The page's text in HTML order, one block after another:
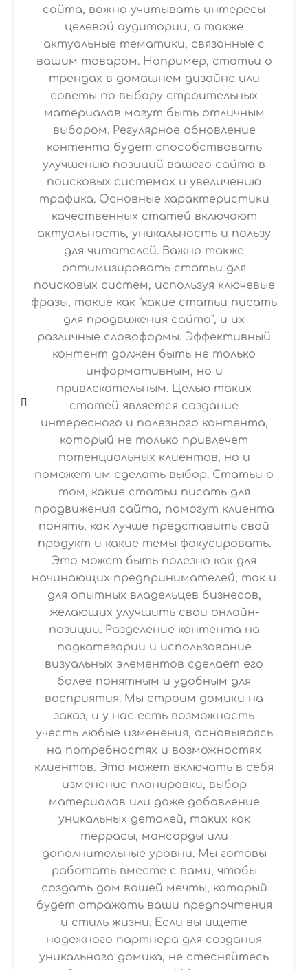
сайта, важно учитывать интересы
целевой аудитории, а также
актуальные тематики, связанные с
вашим товаром. Например, статьи о
трендах в домашнем дизайне или
советы по выбору строительных
материалов могут быть отличным
выбором. Регулярное обновление
контента будет способствовать
улучшению позиций вашего сайта в
поисковых системах и увеличению
трафика. Основные характеристики
качественных статей включают
актуальность, уникальность и пользу
для читателей. Важно также
оптимизировать статьи для
поисковых систем, используя ключевые
фразы, такие как "какие статьи писать
для продвижения сайта", и их
различные словоформы. Эффективный
контент должен быть не только
информативным, но и
привлекательным. Целью таких
статей является создание
интересного и полезного контента,
который не только привлечет
потенциальных клиентов, но и
поможет им сделать выбор. Статьи о
том, какие статьи писать для
продвижения сайта, помогут клиента
понять, как лучше представить свой
продукт и какие темы фокусировать.
Это может быть полезно как для
начинающих предпринимателей, так и
для опытных владельцев бизнесов,
желающих улучшить свои онлайн-
позиции. Разделение контента на
подкатегории и использование
визуальных элементов сделает его
более понятным и удобным для
восприятия. Мы строим домики на
заказ, и у нас есть возможность
учесть любые изменения, основываясь
на потребностях и возможностях
клиентов. Это может включать в себя
изменение планировки, выбор
материалов или даже добавление
уникальных деталей, таких как
террасы, мансарды или
дополнительные уровни. Мы готовы
работать вместе с вами, чтобы
создать дом вашей мечты, который
будет отражать ваши предпочтения
и стиль жизни. Если вы ищете
надежного партнера для создания
уникального домика, не стесняйтесь